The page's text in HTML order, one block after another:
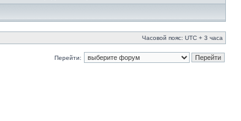
Часовой пояс: UTC + 3 часа
Перейти: